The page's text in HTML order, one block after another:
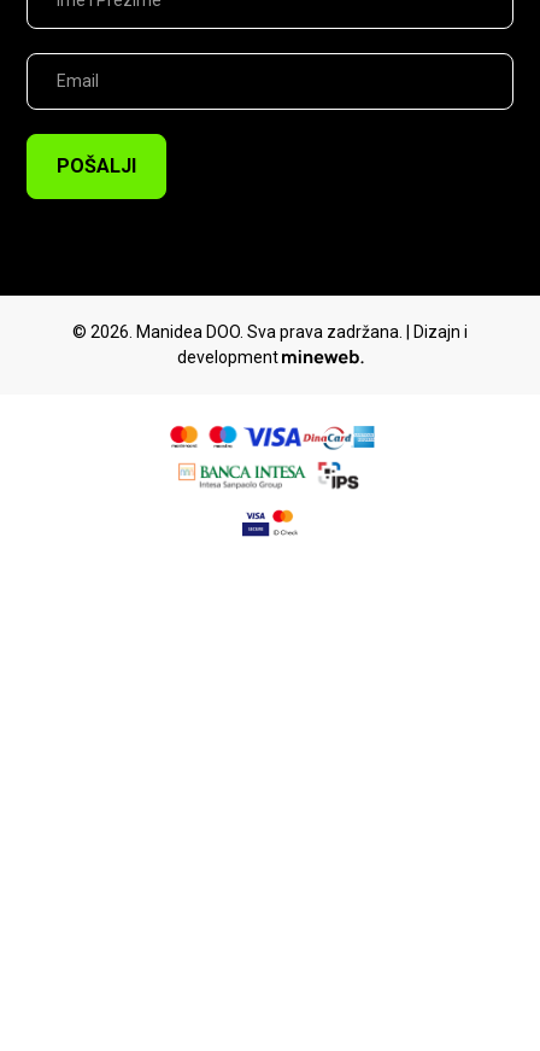
POŠALJI
© 2026. Manidea DOO. Sva prava zadržana. | Dizajn i
development